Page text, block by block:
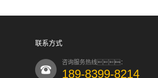
联系方式
咨询服务热线：
189-8399-8214